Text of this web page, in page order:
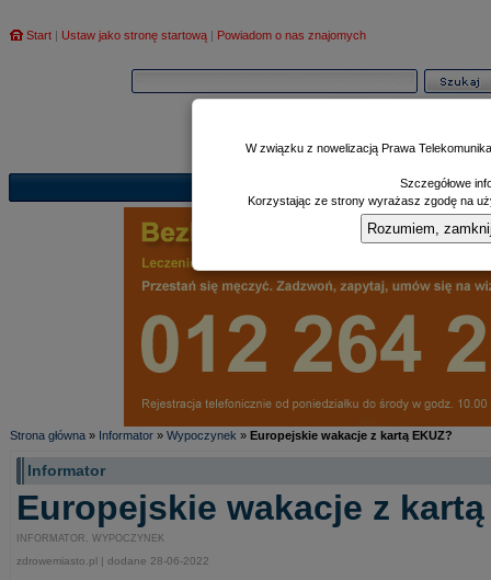
Start | Ustaw jako stronę startową | Powiadom o nas znajomych
Poczekalnia|
Strona główna » Informator » Wypoczynek » Europejskie wakacje z kartą EKUZ?
Informator
Europejskie wakacje z
INFORMATOR. WYPOCZYNEK
zdrowemiasto.pl | dodane 28-06-2022
W związku z nowelizacją Prawa
Szczegółowe
Korzystając ze strony wyrażasz zgodę na
Rozumiem,